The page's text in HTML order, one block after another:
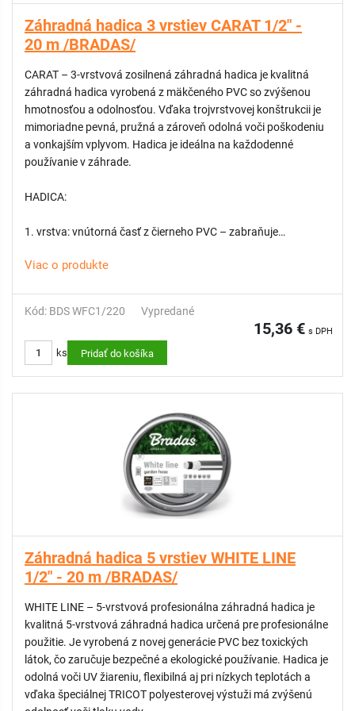
1× 7-funkčná zavlažovacia pištoľ
2× rýchlospojka
UPOZORNENIE: Hadica nie je určená na pitnú vodu ani pre
KATEGÓRIA: Prémium
Záhradná hadica 3 vrstiev CARAT 1/2" -
20 m /BRADAS/
CARAT – 3-vrstvová zosilnená záhradná hadica je kvalitná
záhradná hadica vyrobená z mäkčeného PVC so zvýšenou
hmotnosťou a odolnosťou. Vďaka trojvrstvovej konštrukcii je
mimoriadne pevná, pružná a zároveň odolná voči poškodeniu
a vonkajším vplyvom. Hadica je ideálna na každodenné
používanie v záhrade.
HADICA:
1. vrstva: vnútorná časť z čierneho PVC – zabraňuje
2. vrstva: výstuž – krížový oplet zo syntetického vlákna pre
dvoma výraznými oranžovými pruhmi pre jednoduchú
Viac o produkte
Kód: BDS WFC1/220 Vypredané
15,36 € s DPH
ks Pridať do košíka
Záhradná hadica 5 vrstiev WHITE LINE
1/2" - 20 m /BRADAS/
WHITE LINE – 5-vrstvová profesionálna záhradná hadica je
kvalitná 5-vrstvová záhradná hadica určená pre profesionálne
použitie. Je vyrobená z novej generácie PVC bez toxických
látok, čo zaručuje bezpečné a ekologické používanie. Hadica je
odolná voči UV žiareniu, flexibilná aj pri nízkych teplotách a
vďaka špeciálnej TRICOT polyesterovej výstuži má zvýšenú